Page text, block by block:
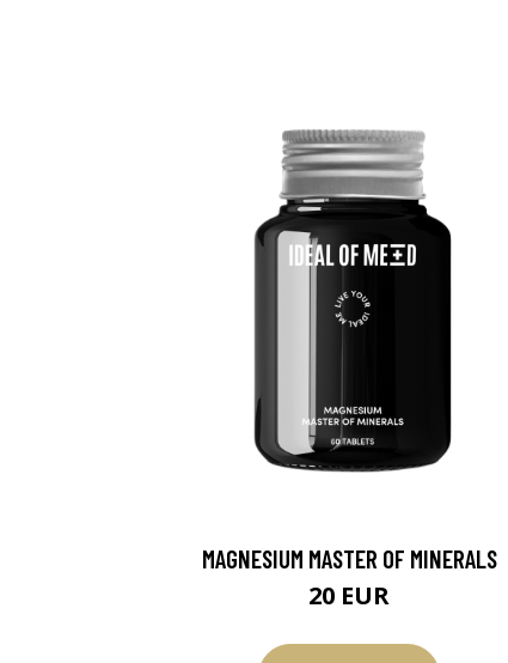
MAGNESIUM MASTER OF MINERALS
20 EUR